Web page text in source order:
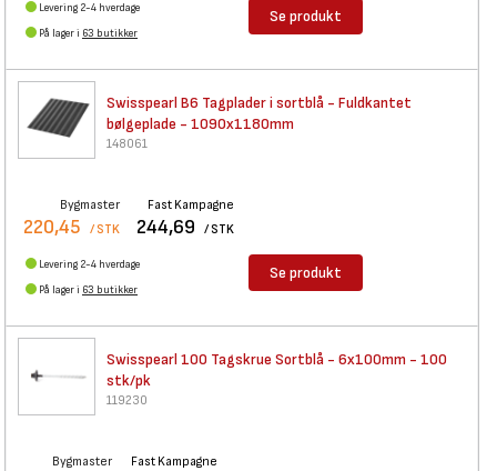
Levering 2-4 hverdage
På lager i 63 butikker
Se produkt
Swisspearl B6 Tagplader i sortblå - Fuldkantet
bølgeplade - 1090x1180mm
148061
Bygmaster
220,45 / STK
Fast Kampagne
244,69 / STK
Levering 2-4 hverdage
På lager i 63 butikker
Se produkt
Swisspearl 100 Tagskrue Sortblå - 6x100mm - 100
stk/pk
119230
Bygmaster Fast Kampagne